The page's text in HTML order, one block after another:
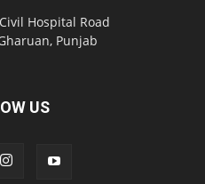
Hospital Road
Punjab
US